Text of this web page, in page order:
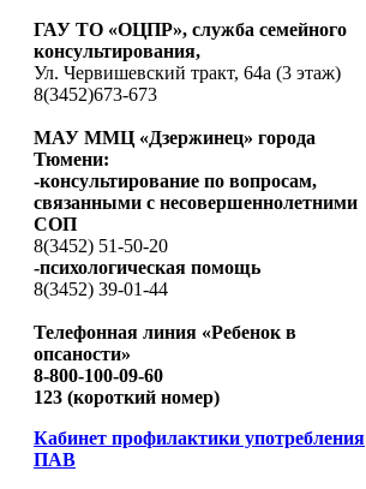
ГАУ ТО «ОЦПР», служба семейного
консультирования,
Ул. Червишевский тракт, 64а (3 этаж)
8(3452)673-673
МАУ ММЦ «Дзержинец» города
Тюмени:
-консультирование по вопросам,
связанными с несовершеннолетними
СОП
8(3452) 51-50-20
-психологическая помощь
8(3452) 39-01-44
Телефонная линия «Ребенок в
опсаности»
8-800-100-09-60
123 (короткий номер)
Кабинет профилактики употребления
ПАВ